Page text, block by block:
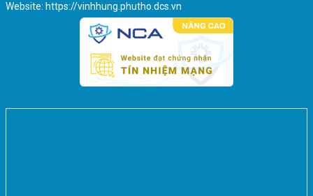
Website: https://vinhhung.phutho.dcs.vn